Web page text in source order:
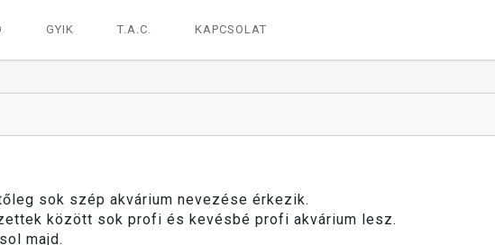
GYIK T.A.C. KAPCSOLAT
sok szép akvárium nevezése érkezik.
között sok profi és kevésbé profi akvárium lesz.
majd.